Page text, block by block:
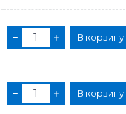
В корзину
В корзину